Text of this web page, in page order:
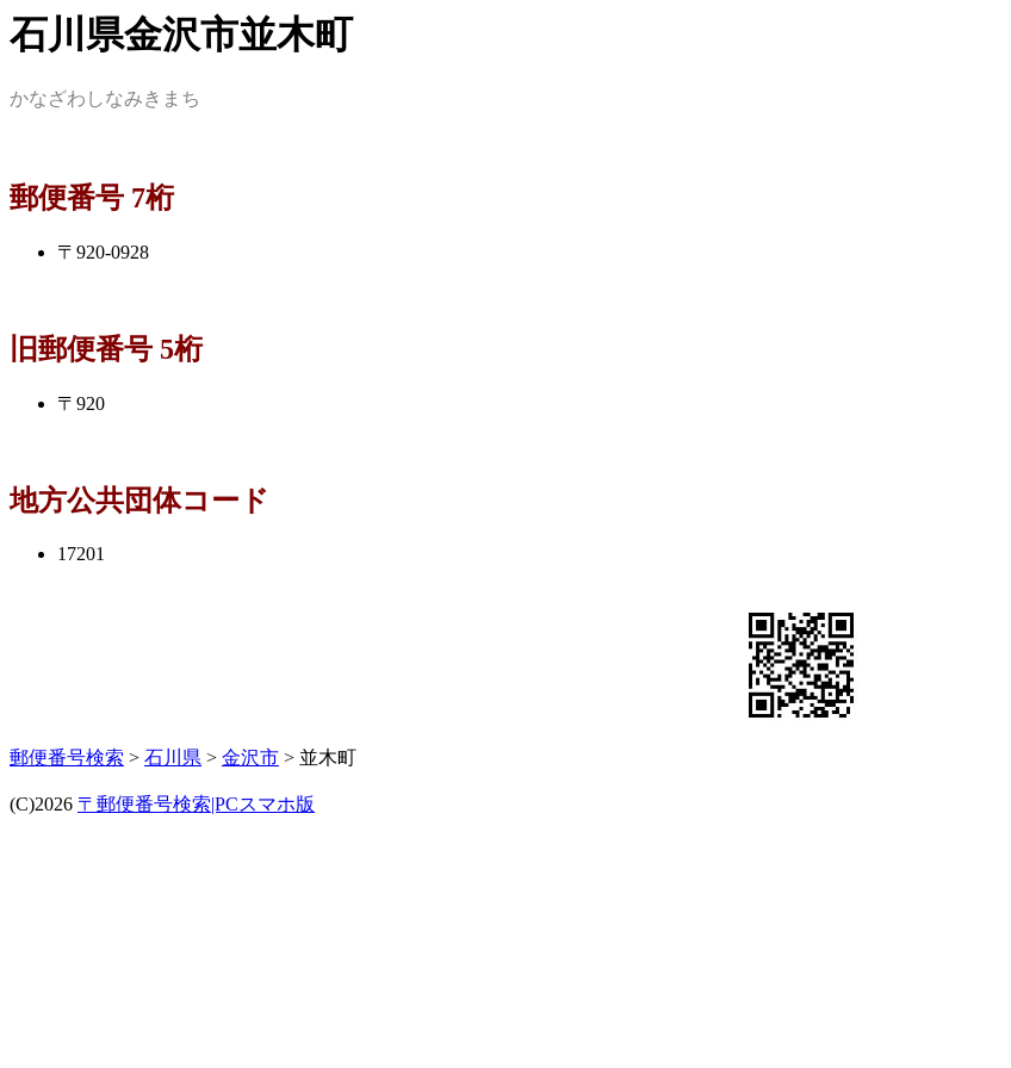
石川県金沢市並木町
かなざわしなみきまち
郵便番号 7桁
〒920-0928
旧郵便番号 5桁
〒920
地方公共団体コード
17201
郵便番号検索 > 石川県 > 金沢市 > 並木町
(C)2026 〒郵便番号検索|PCスマホ版